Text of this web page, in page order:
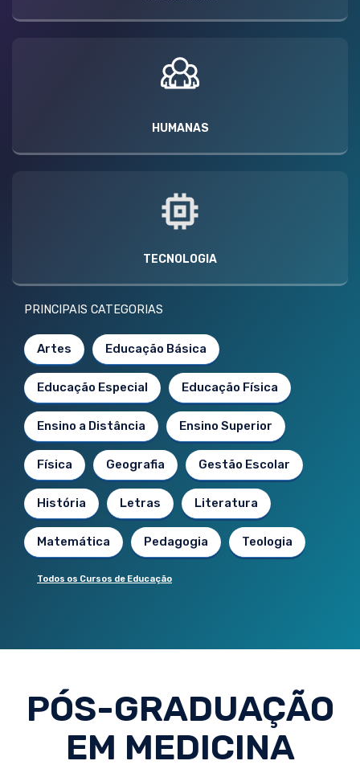
HUMANAS
TECNOLOGIA
PRINCIPAIS CATEGORIAS
Artes Educação Básica
Educação Especial Educação Física
Ensino a Distância Ensino Superior
Física Geografia Gestão Escolar
História Letras Literatura
Matemática Pedagogia Teologia
Todos os Cursos de Educação
PÓS-GRADUAÇÃO
EM MEDICINA